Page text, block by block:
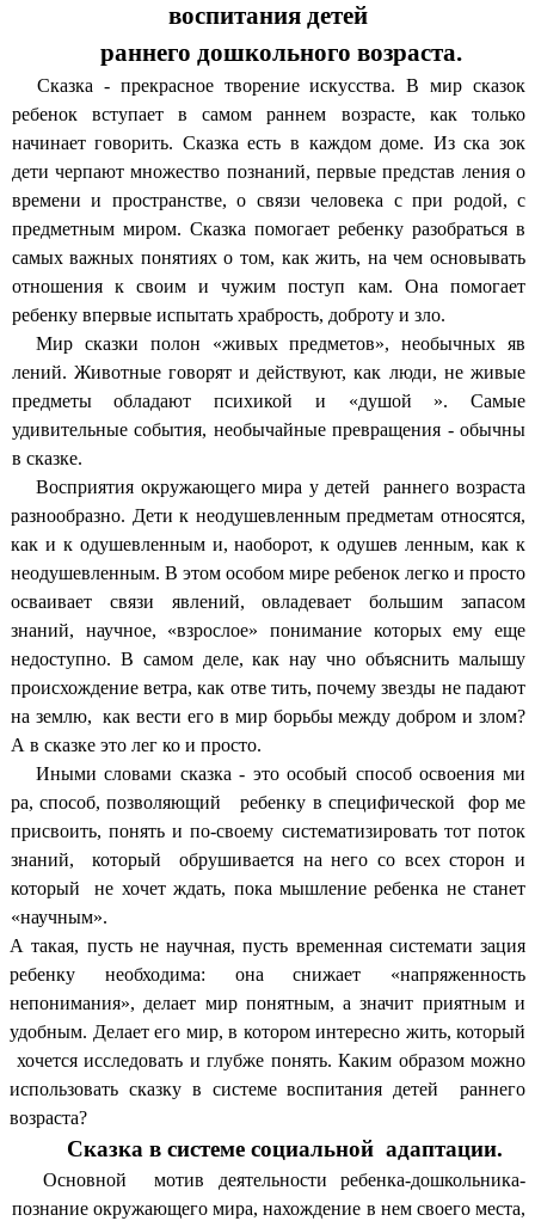
воспитания детей
раннего дошкольного возраста.
Сказка - прекрасное творение искусства. В мир сказок
ребенок вступает в самом раннем возрасте, как только
начинает говорить. Сказка есть в каждом доме. Из ска зок
дети черпают множество познаний, первые представ ления о
времени и пространстве, о связи человека с при родой, с
предметным миром. Сказка помогает ребенку разобраться в
самых важных понятиях о том, как жить, на чем основывать
отношения к своим и чужим поступ кам. Она помогает
ребенку впервые испытать храбрость, доброту и зло.
Мир сказки полон «живых предметов», необычных яв
лений. Животные говорят и действуют, как люди, не живые
предметы обладают психикой и «душой ». Самые
удивительные события, необычайные превращения - обычны
в сказке.
Восприятия окружающего мира у детей раннего возраста
разнообразно. Дети к неодушевленным предметам относятся,
как и к одушевленным и, наоборот, к одушев ленным, как к
неодушевленным. В этом особом мире ребенок легко и просто
осваивает связи явлений, овладевает большим запасом
знаний, научное, «взрослое» понимание которых ему еще
недоступно. В самом деле, как нау чно объяснить малышу
происхождение ветра, как отве тить, почему звезды не падают
на землю, как вести его в мир борьбы между добром и злом?
А в сказке это лег ко и просто.
Иными словами сказка - это особый способ освоения ми
ра, способ, позволяющий ребенку в специфической фор ме
присвоить, понять и по-своему систематизировать тот поток
знаний, который обрушивается на него со всех сторон и
который не хочет ждать, пока мышление ребенка не станет
«научным».
А такая, пусть не научная, пусть временная системати зация
ребенку необходима: она снижает «напряженность
непонимания», делает мир понятным, а значит приятным и
удобным. Делает его мир, в котором интересно жить, который
хочется исследовать и глубже понять. Каким образом можно
использовать сказку в системе воспитания детей раннего
возраста?
Сказка в системе социальной адаптации.
Основной мотив деятельности ребенка-дошкольника-
познание окружающего мира, нахождение в нем своего места,